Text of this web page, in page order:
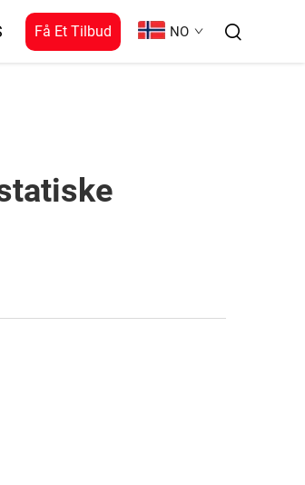
Få Et Tilbud NO